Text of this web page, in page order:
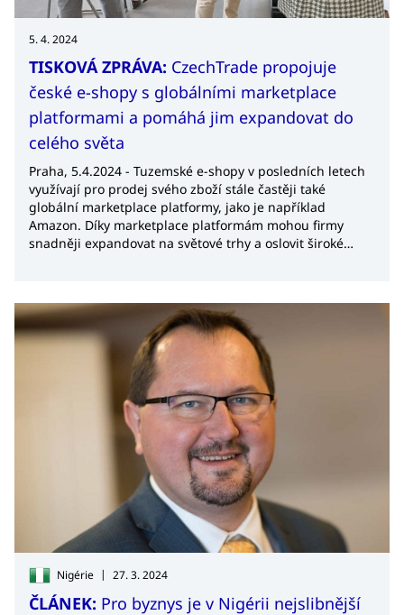
5. 4. 2024
TISKOVÁ ZPRÁVA: CzechTrade propojuje
české e-shopy s globálními marketplace
platformami a pomáhá jim expandovat do
celého světa
Praha, 5.4.2024 - Tuzemské e-shopy v posledních letech
využívají pro prodej svého zboží stále častěji také
globální marketplace platformy, jako je například
Amazon. Díky marketplace platformám mohou firmy
snadněji expandovat na světové trhy a oslovit široké
příležitostech pro české firmy v 54 zemích světa na
marketplace summitu BaseLinker EXPO 2024 hovořila
Zuzana Jesenská, exportní konzultantka agentury na
podporu obchodu CzechTrade. Představila také služby
agentury v oblasti e-commerce, prostřednictvím kterých
firmám pomáhá se správným nastavením prodejů na
marketplace platformách.
Nigérie | 27. 3. 2024
ČLÁNEK: Pro byznys je v Nigérii nejslibnější